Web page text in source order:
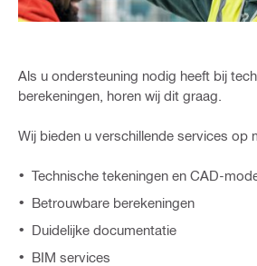
Als u ondersteuning nodig heeft bij
berekeningen, horen wij dit graag.
Wij bieden u verschillende services op
Technische tekeningen en CAD-
Betrouwbare berekeningen
Duidelijke documentatie
BIM services